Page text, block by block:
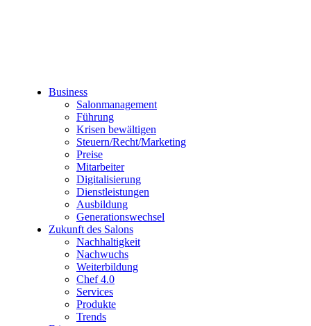
Business
Salonmanagement
Führung
Krisen bewältigen
Steuern/Recht/Marketing
Preise
Mitarbeiter
Digitalisierung
Dienstleistungen
Ausbildung
Generationswechsel
Zukunft des Salons
Nachhaltigkeit
Nachwuchs
Weiterbildung
Chef 4.0
Services
Produkte
Trends